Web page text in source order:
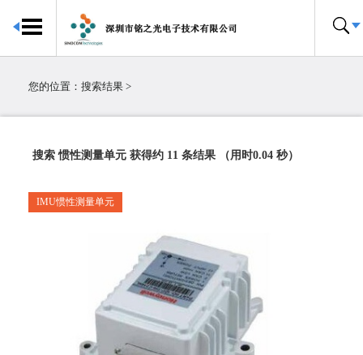
首页
您的位置： 搜索结果 >
搜索 惯性测量单元 获得约 11 条结果 （用时0.04 秒）
IMU惯性测量单元